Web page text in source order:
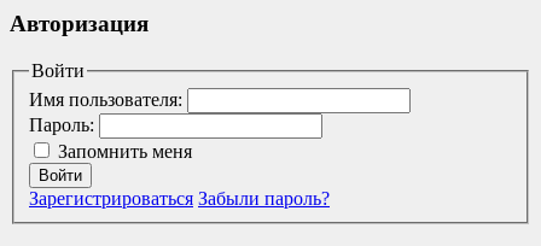
Авторизация
Войти
Имя пользователя:
Пароль:
Запомнить меня
Войти
Зарегистрироваться Забыли пароль?